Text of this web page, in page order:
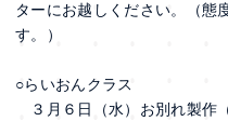
ターにお越しください。（態
す。）
○らいおんクラス
３月６日（水）お別れ製作